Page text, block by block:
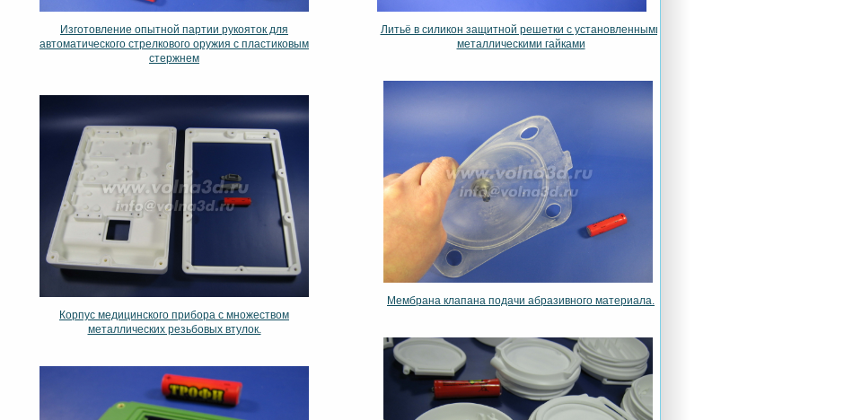
Изготовление опытной партии рукояток для
автоматического стрелкового оружия с пластиковым
стержнем
Корпус медицинского прибора с множеством
металлических резьбовых втулок.
Литьё в силикон защитной решетки с установленными
металлическими гайками
Мембрана клапана подачи абразивного материала.